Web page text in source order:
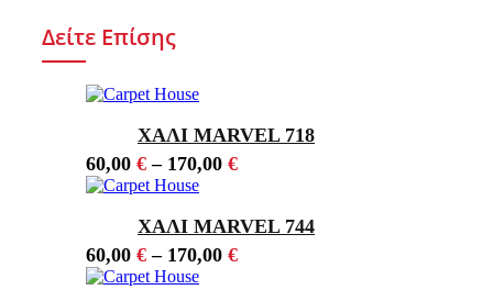
Δείτε Επίσης
ΧΑΛΙ MARVEL 718
60,00 €– 170,00 €
ΧΑΛΙ MARVEL 744
60,00 €– 170,00 €